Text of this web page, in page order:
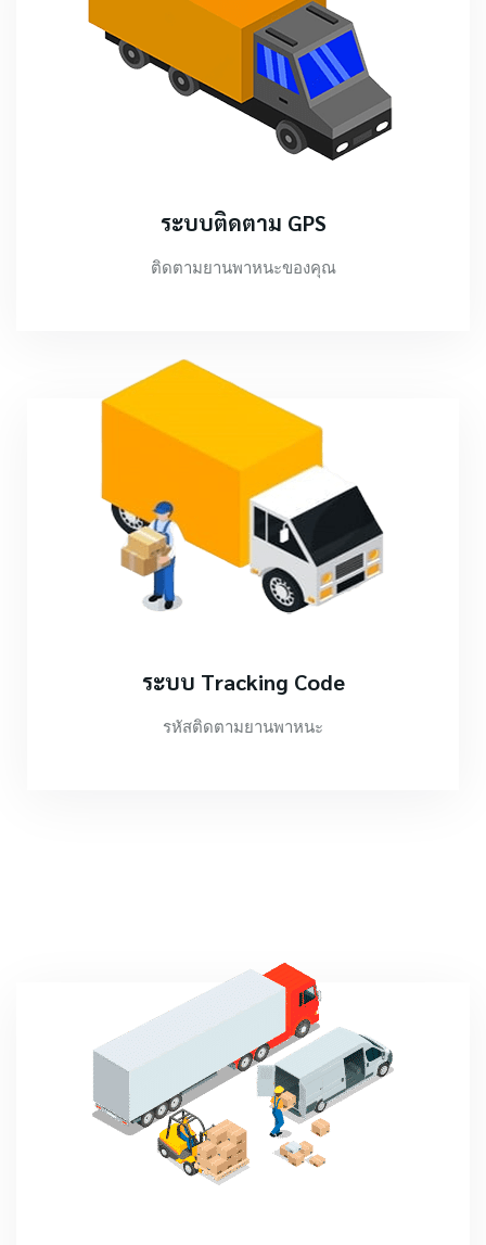
ระบบติดตาม GPS
ติดตามยานพาหนะของคุณ
ระบบ Tracking Code
รหัสติดตามยานพาหนะ